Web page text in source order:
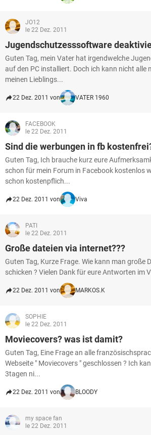
JO12
le 22 Dez. 2011
Jugendschutzesssoftware
Guten Tag, mein Vater hat irgendwelche
auf den PC installiert. Doch ich kann nicht alle
meinen Lieblings...
22 Dez. 2011 von VATER 1960
FACEBOOK
le 22 Dez. 2011
Sind die werbungen in fb
Guten Tag, Ich brauche kurz eure
schon für mein Forum in Facebook kostenlos
schon kostenpflich...
22 Dez. 2011 von Viva
PATI
le 22 Dez. 2011
Große dateien via internet???
Guten Tag, Kurze Frage. Wie kann man große
schicken ? Vielen Dank für eure Antworten im
22 Dez. 2011 von MARKOS.K
SOPHIE
le 22 Dez. 2011
Moviecovers? was ist damit?
Guten Tag, Eine Frage an alle
Webseite " Moviecovers " geschlossen ? Ich
3tagen ni...
22 Dez. 2011 von BLOODY
my space fan
le 22 Dez. 2011